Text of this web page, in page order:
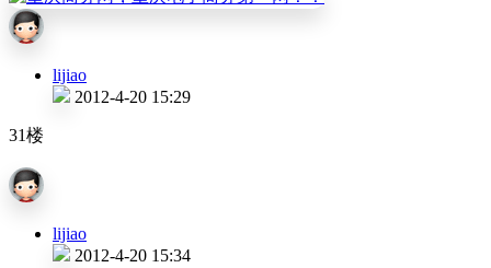
lijiao
2012-4-20 15:29
31楼
lijiao
2012-4-20 15:34